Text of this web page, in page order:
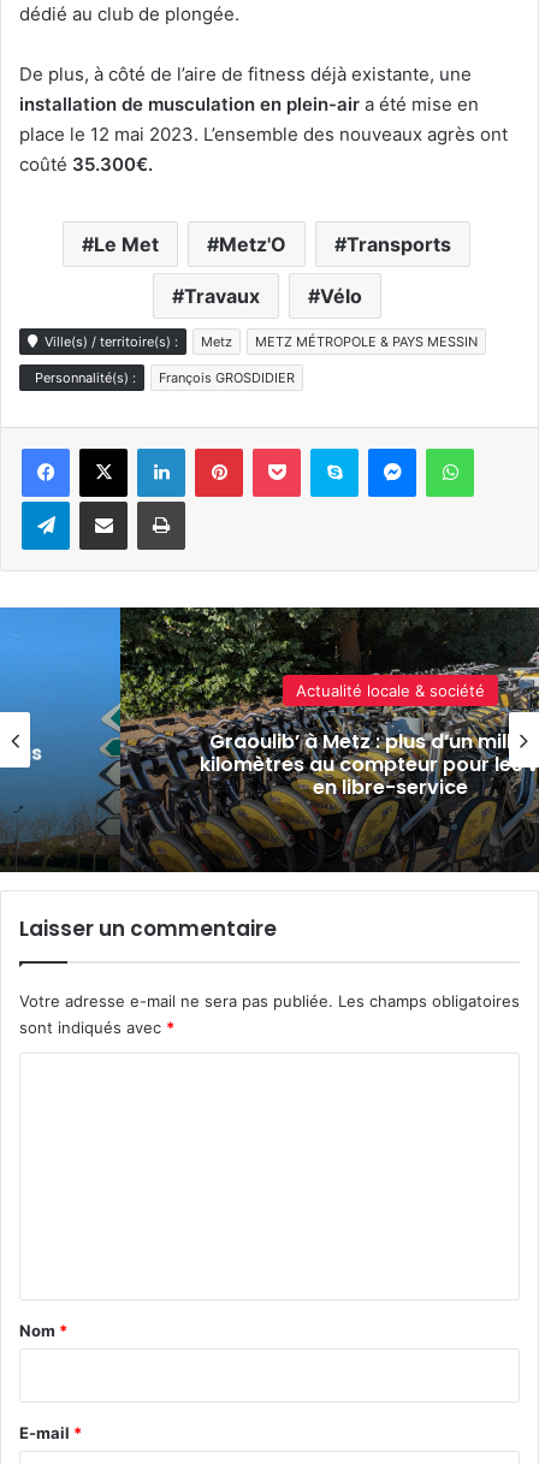
dédié au club de plongée.
De plus, à côté de l’aire de fitness déjà existante, une
installation de musculation en plein-air a été mise en
place le 12 mai 2023. L’ensemble des nouveaux agrès ont
coûté 35.300€.
Le Met Metz'O Transports
Travaux Vélo
Ville(s) / territoire(s) : Metz METZ MÉTROPOLE & PAYS MESSIN
Personnalité(s) : François GROSDIDIER
LinkedinPinterestPocket Skype Messenger
TelegramPartager par e-mail Imprimer
Actualité locale & société
Graoulib’ à Metz : plus d’un million de
kilomètres au compteur pour les vélos
en libre-service
Laisser un commentaire
Votre adresse e-mail ne sera pas publiée. Les champs obligatoires
sont indiqués avec *
a
e
Nom *
E-mail *